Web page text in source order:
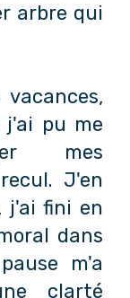
arbre qui
j'ai pu me
mes
J'en
j'ai fini en
dans
m'a
clarté